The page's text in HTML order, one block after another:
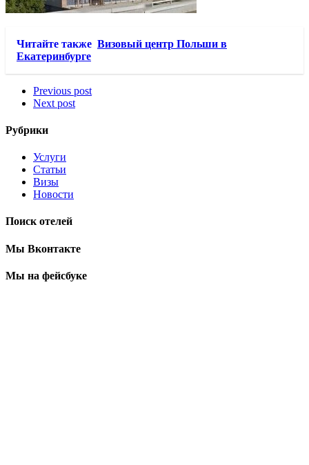
Читайте также Визовый центр Польши в
Екатеринбурге
Previous post
Next post
Рубрики
Услуги
Статьи
Визы
Новости
Поиск отелей
Мы Вконтакте
Мы на фейсбуке